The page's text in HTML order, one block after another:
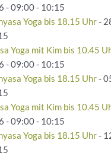
- 09:00 - 10:15
Yoga bis 18.15 Uhr-
Yoga mit Kim bis 10.45
- 09:00 - 10:15
Yoga bis 18.15 Uhr-
Yoga mit Kim bis 10.45
- 09:00 - 10:15
Yoga bis 18.15 Uhr-